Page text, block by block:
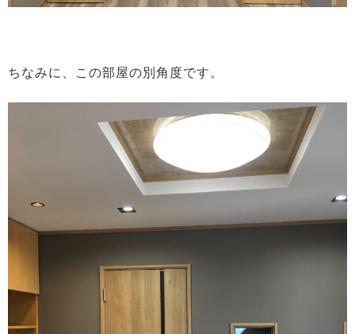
ちなみに、この部屋の別角度です。